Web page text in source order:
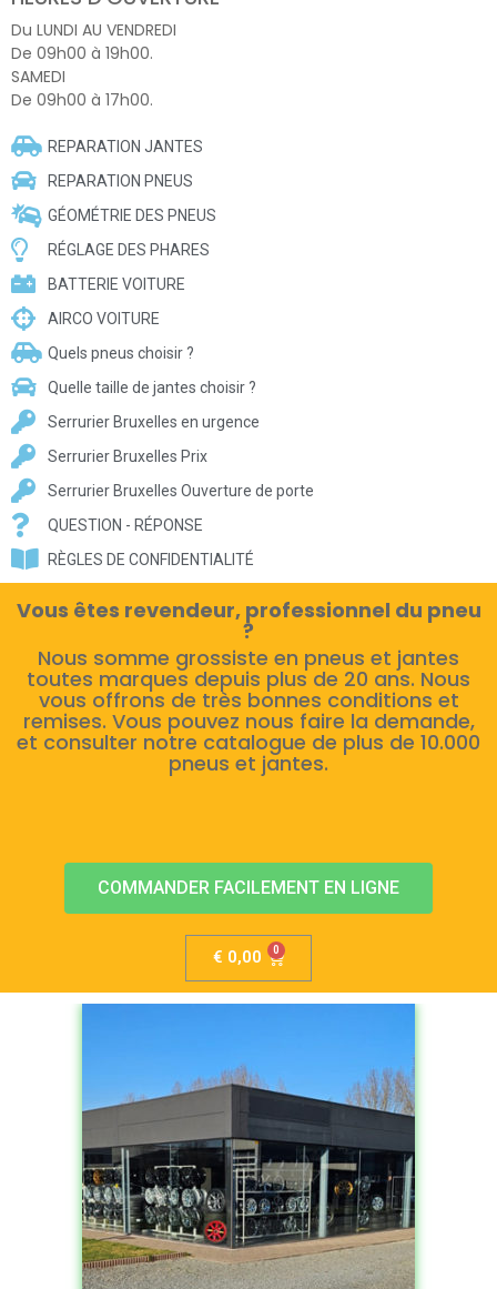
Du LUNDI AU VENDREDI
De 09h00 à 19h00.
SAMEDI
De 09h00 à 17h00.
REPARATION JANTES
REPARATION PNEUS
GÉOMÉTRIE DES PNEUS
RÉGLAGE DES PHARES
BATTERIE VOITURE
AIRCO VOITURE
Quels pneus choisir ?
Quelle taille de jantes choisir ?
Serrurier Bruxelles en urgence
Serrurier Bruxelles Prix
Serrurier Bruxelles Ouverture de porte
QUESTION - RÉPONSE
RÈGLES DE CONFIDENTIALITÉ
Vous êtes revendeur, professionnel du pneu
?
Nous somme grossiste en pneus et jantes
toutes marques depuis plus de 20 ans. Nous
vous offrons de très bonnes conditions et
remises. Vous pouvez nous faire la demande,
et consulter notre catalogue de plus de 10.000
pneus et jantes.
COMMANDER FACILEMENT EN LIGNE
€ 0,00